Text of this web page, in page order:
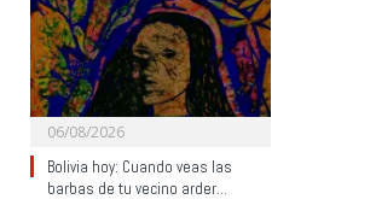
06/08/2026
Bolivia hoy: Cuando veas las
barbas de tu vecino arder…